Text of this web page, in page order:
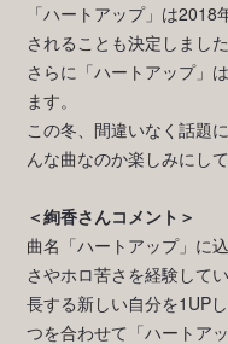
「ハートアップ」は
されることも決定しました
さらに「ハートアップ」
ます。
この冬、間違いなく話題
んな曲なのか楽しみにし
＜絢香さんコメント＞
曲名「ハートアップ」に
さやホロ苦さを経験して
長する新しい自分を1UP
つを合わせて「ハートア